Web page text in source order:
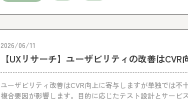
2026/06/11
【UXリサーチ】ユーザビリティの改善は
ユーザビリティ改善はCVR向上に寄与しますが単独では不
複合要因が影響します。目的に応じたテスト設計とサービ